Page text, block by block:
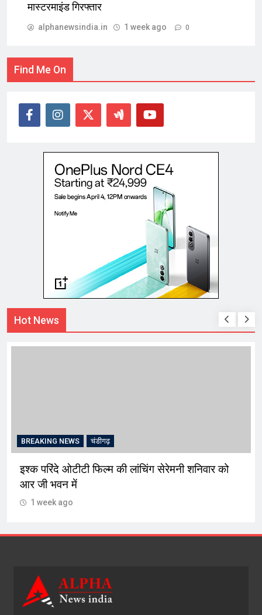
मास्टरमाइंड गिरफ्तार
alphanewsindia.in 1 week ago 0
Find Me On
Hot News
BREAKING NEWS चंडीगढ़
इश्क परिंदे ओटीटी फिल्म की लांचिंग सेरेमनी शनिवार को
आर जी भवन में
1 week ago